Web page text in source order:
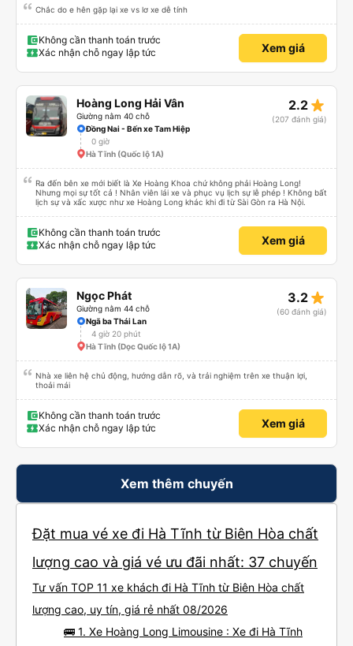
Chắc do e hên gặp lại xe vs lơ xe dễ tính
Không cần thanh toán trước
Xác nhận chỗ ngay lập tức
Xem giá
Hoàng Long Hải Vân
Giường nằm 40 chỗ
2.2 star_rate
(207 đánh giá)
Đồng Nai - Bến xe Tam Hiệp
0 giờ
Hà Tĩnh (Quốc lộ 1A)
Ra đến bên xe mới biết là Xe Hoàng Khoa chứ không phải Hoàng Long!
Nhưng mọi sự tốt cả ! Nhân viên lái xe và phục vụ lịch sự lễ phép ! Không bất
lịch sự và xấc xược như xe Hoàng Long khác khi đi từ Sài Gòn ra Hà Nội.
Không cần thanh toán trước
Xác nhận chỗ ngay lập tức
Xem giá
Ngọc Phát
Giường nằm 44 chỗ
3.2 star_rate
(60 đánh giá)
Ngã ba Thái Lan
4 giờ 20 phút
Hà Tĩnh (Dọc Quốc lộ 1A)
Nhà xe liên hệ chủ động, hướng dẫn rõ, và trải nghiệm trên xe thuận lợi,
thoải mái
Không cần thanh toán trước
Xác nhận chỗ ngay lập tức
Xem giá
Xem thêm chuyến
Đặt mua vé xe đi Hà Tĩnh từ Biên Hòa chất
lượng cao và giá vé ưu đãi nhất: 37 chuyến
Tư vấn TOP 11 xe khách đi Hà Tĩnh từ Biên Hòa chất
lượng cao, uy tín, giá rẻ nhất 08/2026
🚌 1. Xe Hoàng Long Limousine : Xe đi Hà Tĩnh